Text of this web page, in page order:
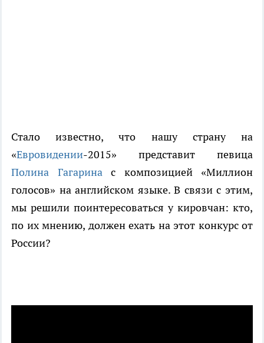
Стало известно, что нашу страну на
«Евровидении-2015» представит певица
Полина Гагаринас композицией «Миллион
голосов» на английском языке. В связи с этим,
мы решили поинтересоваться у кировчан: кто,
по их мнению, должен ехать на этот конкурс от
России?